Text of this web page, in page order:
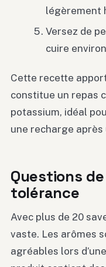
légèrement
Versez de
cuire
Cette recette
constitue un repas
potassium, idéal
une recharge
Questions
tolérance
Avec plus de 20
vaste. Les arômes
agréables lors